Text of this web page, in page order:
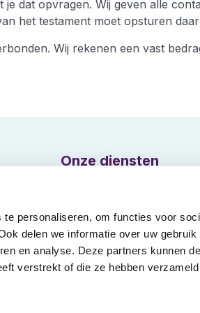
personaliseren, om functies voor
delen we informatie over uw gebruik
en analyse. Deze partners kunnen
verstrekt of die ze hebben
je dat opvragen. Wij geven alle
het testament moet opsturen
Wij rekenen een vast
Onze diensten
DoeHetZelfNotaris
Royement hypotheek
Vaarwel